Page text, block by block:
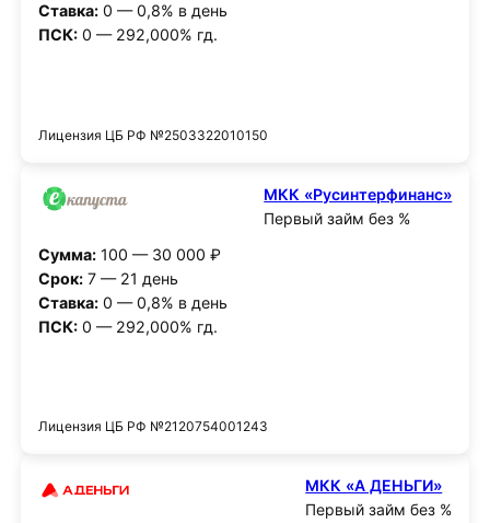
Ставка:0 — 0,8% в день
ПСК:0 — 292,000% гд.
Лицензия ЦБ РФ №2503322010150
МКК «Русинтерфинанс»
Первый займ без %
Сумма:100 — 30 000 ₽
Срок:7 — 21 день
Ставка:0 — 0,8% в день
ПСК:0 — 292,000% гд.
Лицензия ЦБ РФ №2120754001243
МКК «А ДЕНЬГИ»
Первый займ без %